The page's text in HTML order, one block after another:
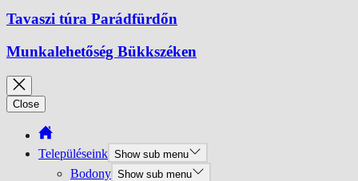
Tavaszi túra Parádfürdőn
Munkalehetőség Bükkszéken
Close
Településeink Show sub menu
Bodony Show sub menu